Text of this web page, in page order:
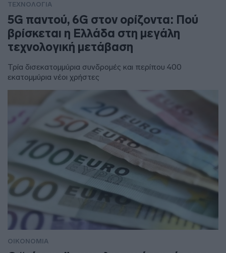
ΤΕΧΝΟΛΟΓΙΑ
5G παντού, 6G στον ορίζοντα: Πού
βρίσκεται η Ελλάδα στη μεγάλη
τεχνολογική μετάβαση
Τρία δισεκατομμύρια συνδρομές και περίπου 400
εκατομμύρια νέοι χρήστες
ΟΙΚΟΝΟΜΙΑ